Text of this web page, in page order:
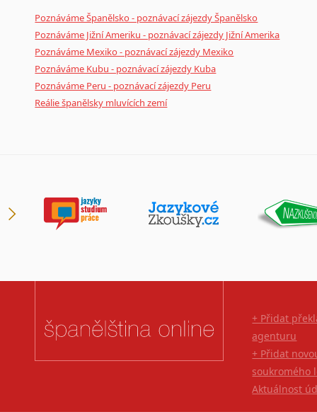
Poznáváme Španělsko - poznávací zájezdy Španělsko
Poznáváme Jižní Ameriku - poznávací zájezdy Jižní Amerika
Poznáváme Mexiko - poznávací zájezdy Mexiko
Poznáváme Kubu - poznávací zájezdy Kuba
Poznáváme Peru - poznávací zájezdy Peru
Reálie španělsky mluvících zemí
+ Přidat
agenturu
+ Přidat
soukromého
Aktuálnost